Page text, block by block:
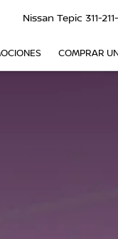
Nissan Tepic 311-
COMPRAR